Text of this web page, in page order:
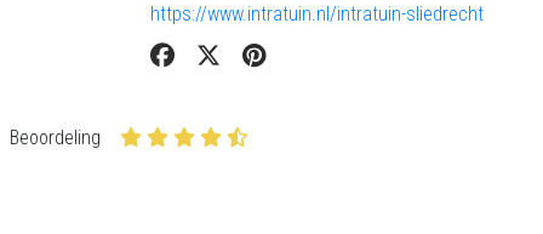
https://www.intratuin.nl/intratuin-sliedrecht
Beoordeling